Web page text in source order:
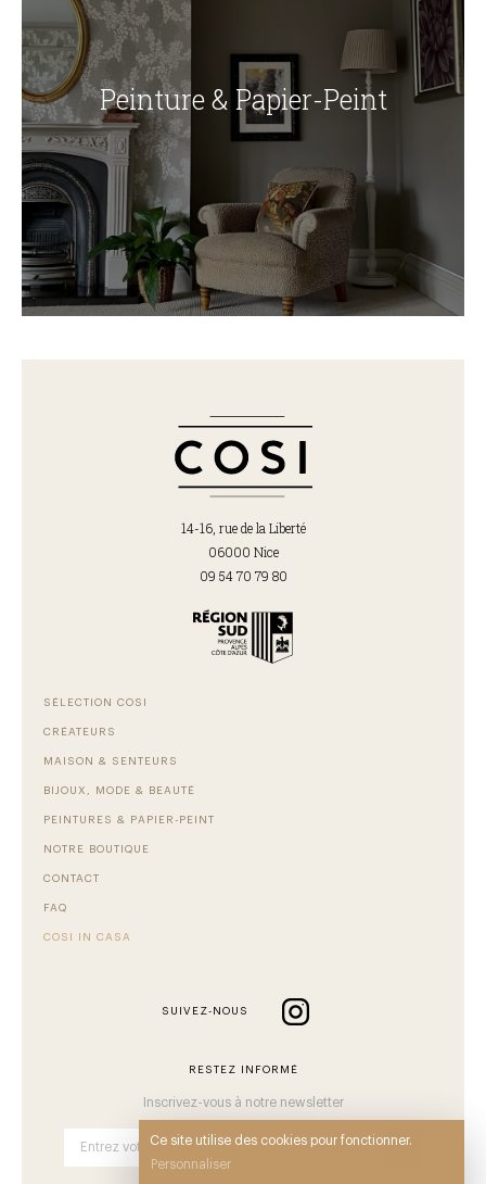
Peinture & Papier-Peint
14-16, rue de la Liberté
06000 Nice
09 54 70 79 80
SÉLECTION COSI
CRÉATEURS
MAISON & SENTEURS
BIJOUX, MODE & BEAUTÉ
PEINTURES & PAPIER-PEINT
NOTRE BOUTIQUE
CONTACT
FAQ
COSI IN CASA
SUIVEZ-NOUS
RESTEZ INFORMÉ
Inscrivez-vous à notre newsletter
OK
Ce site utilise des cookies pour fonctionner.
Personnaliser